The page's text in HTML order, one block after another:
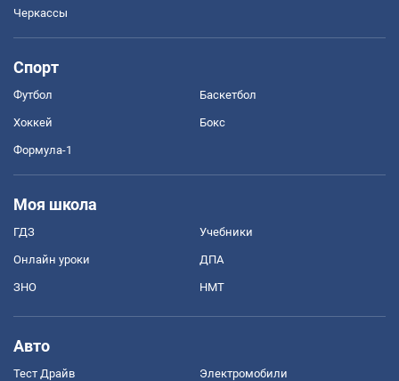
Черкассы
Спорт
Футбол Баскетбол
Хоккей Бокс
Формула-1
Моя школа
ГДЗ Учебники
Онлайн уроки ДПА
ЗНО НМТ
Авто
Тест Драйв Электромобили